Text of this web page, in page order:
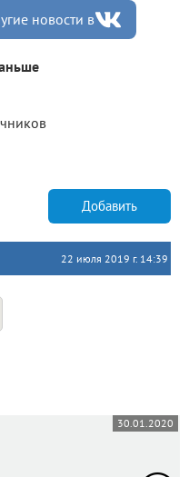
новости в
Добавить
22 июля 2019 г. 14:39
30.01.2020